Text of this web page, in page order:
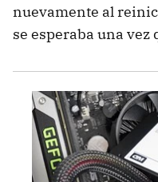
nuevamente al
se esperaba una vez